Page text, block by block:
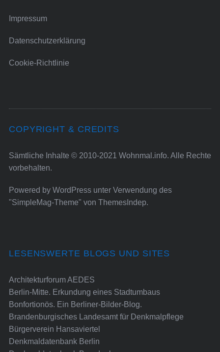
Impressum
Datenschutzerklärung
Cookie-Richtlinie
COPYRIGHT & CREDITS
Sämtliche Inhalte © 2010-2021 Wohnmal.info. Alle Rechte
vorbehalten.
Powered by WordPressunter Verwendung des
"SimpleMag-Theme" von ThemesIndep.
LESENSWERTE BLOGS UND SITES
Architekturforum AEDES
Berlin-Mitte. Erkundung eines Stadtumbaus
Bonfortionös. Ein Berliner-Bilder-Blog.
Brandenburgisches Landesamt für Denkmalpflege
Bürgerverein Hansaviertel
Denkmaldatenbank Berlin